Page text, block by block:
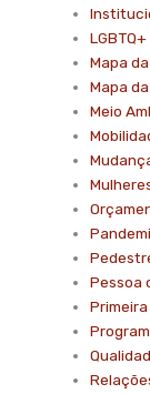
LGBTQ+
Mapa
Mapa
Meio
Pessoa